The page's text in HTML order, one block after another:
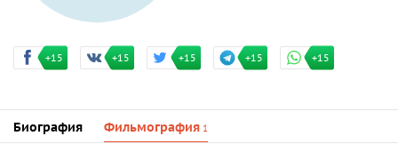
+15 +15 +15 +15 +15
Биография Фильмография 1